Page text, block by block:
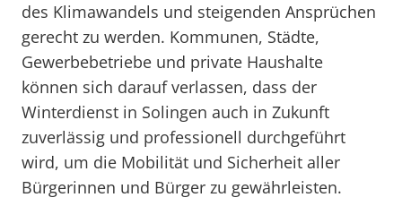
des Klimawandels und steigenden Ansprüchen
gerecht zu werden. Kommunen, Städte,
Gewerbebetriebe und private Haushalte
können sich darauf verlassen, dass der
Winterdienst in Solingen auch in Zukunft
zuverlässig und professionell durchgeführt
wird, um die Mobilität und Sicherheit aller
Bürgerinnen und Bürger zu gewährleisten.